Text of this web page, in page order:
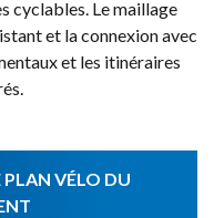
cyclables. Le maillage
et la connexion avec
et les itinéraires
PLAN VÉLO DU